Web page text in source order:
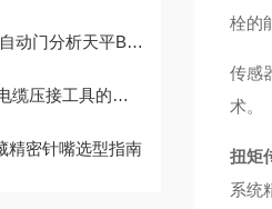
BH-T系列BH-224TE技术参数
压接原理与精度控制技术
精密针嘴选型指南
栓的
传感
术。
扭矩
系统